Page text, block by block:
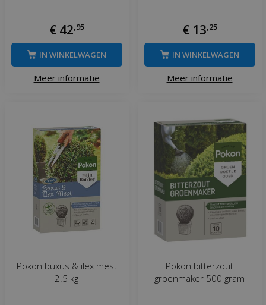
€ 42,95
Meer informatie
IN WINKELWAGEN
€ 13,25
Meer informatie
IN WINKELWAGEN
Pokon buxus & ilex mest
2.5 kg
Pokon bitterzout
groenmaker 500 gram